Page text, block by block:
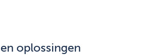
oplossingen